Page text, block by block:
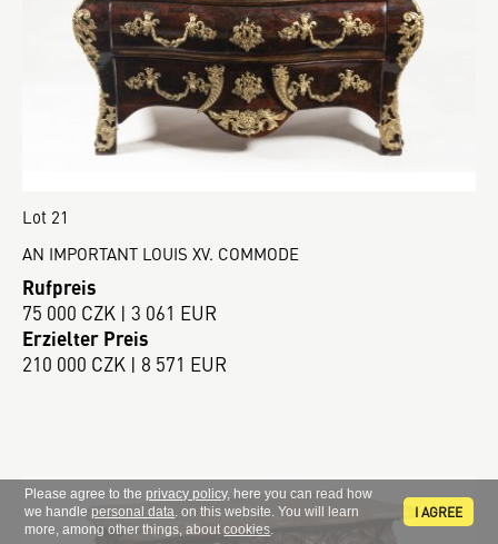
Please agree to theprivacy policy, here you can read how
we handlepersonal data. on this website. You will learn
more, among other things, aboutcookies.
I AGREE
Lot 21
AN IMPORTANT LOUIS XV. COMMODE
Rufpreis
75 000 CZK | 3 061 EUR
Erzielter Preis
210 000 CZK | 8 571 EUR